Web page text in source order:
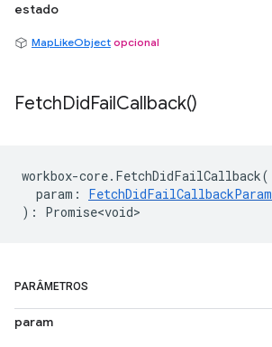
estado
MapLikeObject opcional
FetchDidFailCallback()
workbox-core. FetchDidFailCallback(
param : FetchDidFailCallbackParam
) : Promise<void>
PARÂMETROS
param